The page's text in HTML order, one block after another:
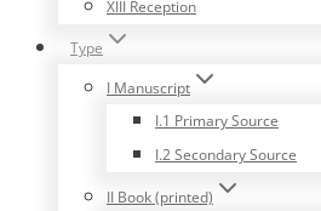
XIII Reception
Type
I Manuscript
I.1 Primary Source
I.2 Secondary Source
II Book (printed)